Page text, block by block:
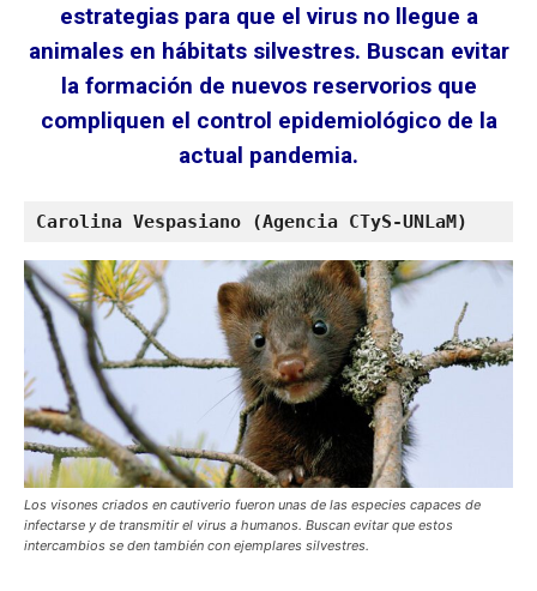
estrategias para que el virus no llegue a
animales en hábitats silvestres. Buscan evitar
la formación de nuevos reservorios que
compliquen el control epidemiológico de la
actual pandemia.
Los visones criados en cautiverio fueron unas de las especies capaces de
infectarse y de transmitir el virus a humanos. Buscan evitar que estos
intercambios se den también con ejemplares silvestres.